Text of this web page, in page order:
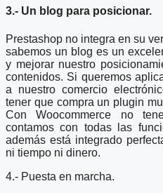
3.- Un blog para posicionar.
Prestashop no integra en su
sabemos un blog es un
y mejorar nuestro
contenidos. Si queremos
a nuestro comercio
tener que compra un plugin
Con Woocommerce no
contamos con todas las
además está integrado
ni tiempo ni dinero.
4.- Puesta en marcha.